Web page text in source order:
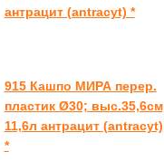
антрацит (antracyt) *
915 Кашпо МИРА перер.
пластик Ø30; выс.35,6см
11,6л антрацит (antracyt)
*